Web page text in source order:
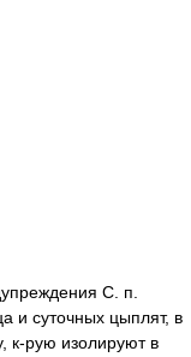
С. п.
и суточных цыплят, в
к-рую изолируют в